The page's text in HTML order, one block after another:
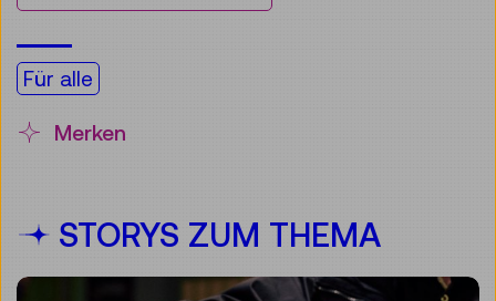
Für alle
Merken
STORYS ZUM THEMA